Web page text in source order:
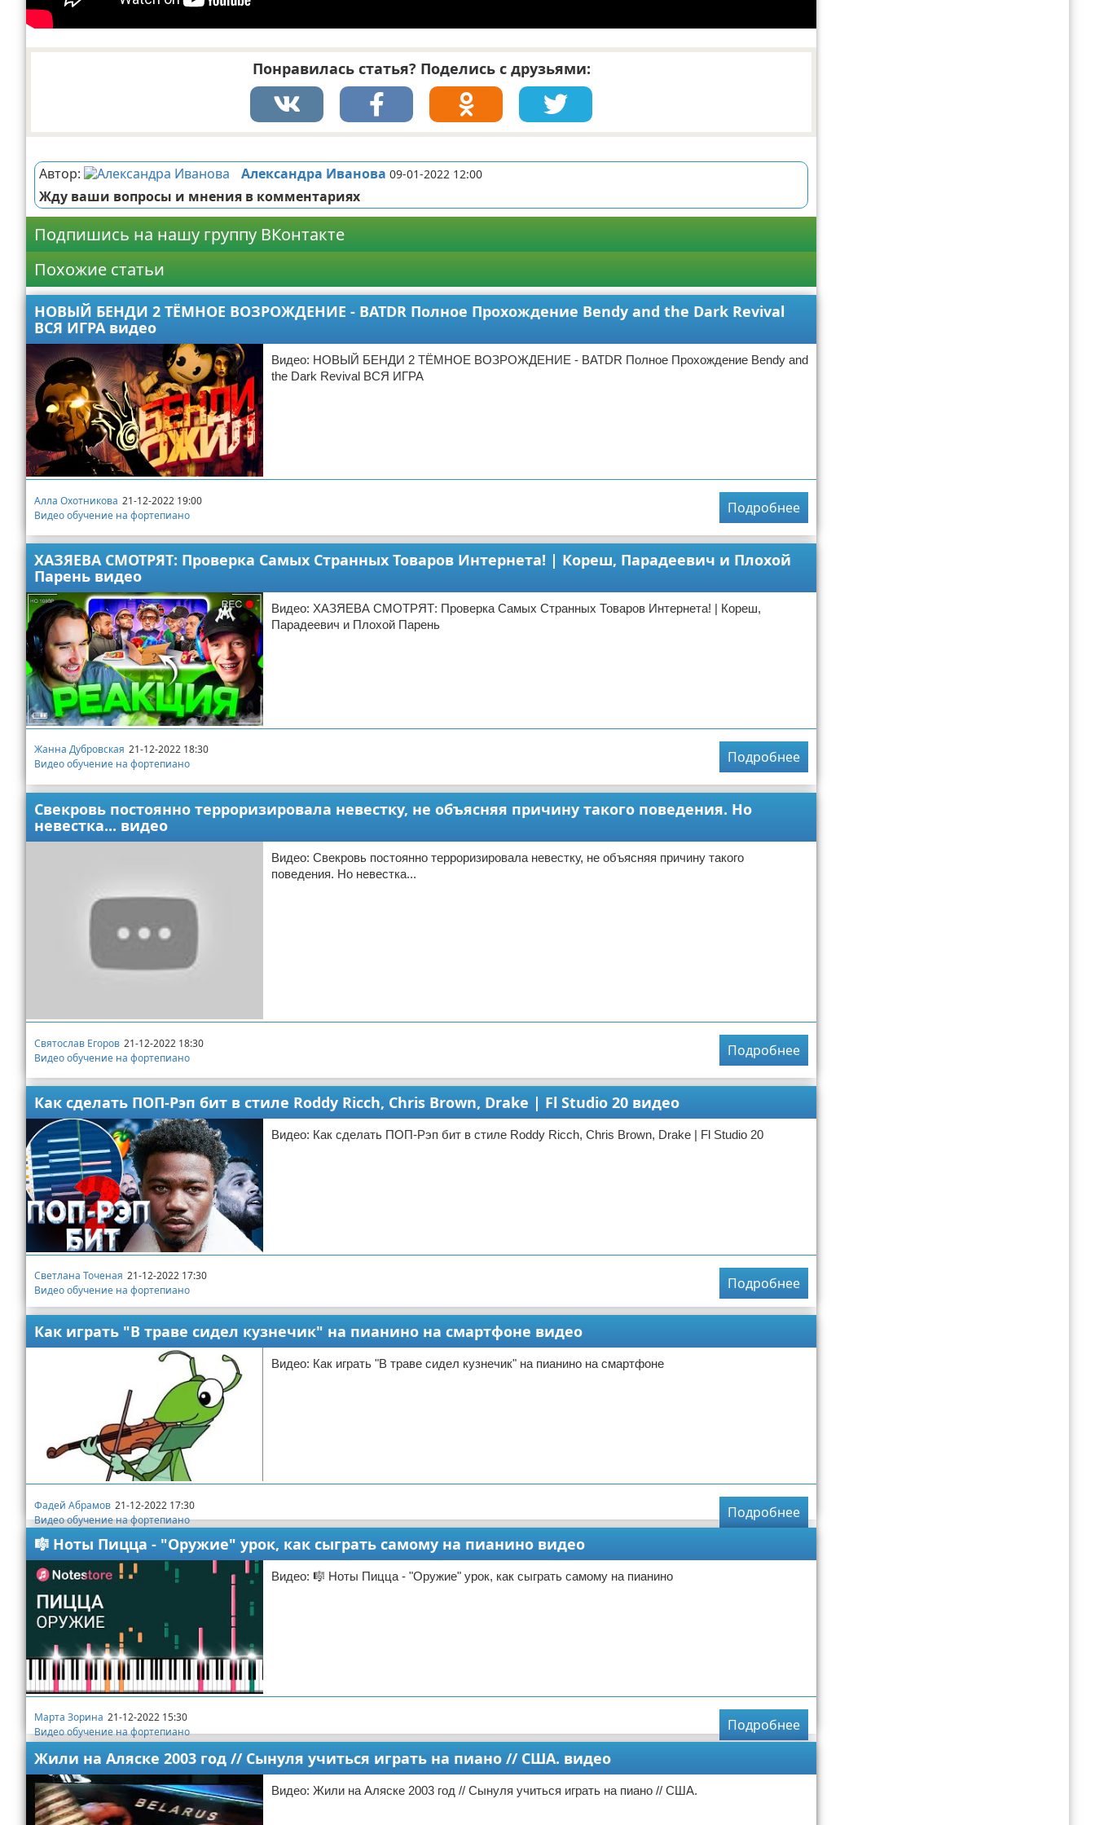
Понравилась статья? Поделись с друзьями:
Автор: Александра Иванова 09-01-2022 12:00
Жду ваши вопросы и мнения в комментариях
Подпишись на нашу группу ВКонтакте
Похожие статьи
НОВЫЙ БЕНДИ 2 ТЁМНОЕ ВОЗРОЖДЕНИЕ - BATDR Полное Прохождение Bendy and the Dark Revival
ВСЯ ИГРА видео
Видео: НОВЫЙ БЕНДИ 2 ТЁМНОЕ ВОЗРОЖДЕНИЕ - BATDR Полное Прохождение Bendy and
the Dark Revival ВСЯ ИГРА
Алла Охотникова 21-12-2022 19:00
Видео обучение на фортепиано
Подробнее
ХАЗЯЕВА СМОТРЯТ: Проверка Самых Странных Товаров Интернета! | Кореш, Парадеевич и Плохой
Парень видео
Видео: ХАЗЯЕВА СМОТРЯТ: Проверка Самых Странных Товаров Интернета! | Кореш,
Парадеевич и Плохой Парень
Жанна Дубровская 21-12-2022 18:30
Видео обучение на фортепиано
Подробнее
Свекровь постоянно терроризировала невестку, не объясняя причину такого поведения. Но
невестка... видео
Видео: Свекровь постоянно терроризировала невестку, не объясняя причину такого
поведения. Но невестка...
Святослав Егоров 21-12-2022 18:30
Видео обучение на фортепиано
Подробнее
Как сделать ПОП-Рэп бит в стиле Roddy Ricch, Chris Brown, Drake | Fl Studio 20 видео
Видео: Как сделать ПОП-Рэп бит в стиле Roddy Ricch, Chris Brown, Drake | Fl Studio 20
Светлана Точеная 21-12-2022 17:30
Видео обучение на фортепиано
Подробнее
Как играть "В траве сидел кузнечик" на пианино на смартфоне видео
Видео: Как играть "В траве сидел кузнечик" на пианино на смартфоне
Фадей Абрамов 21-12-2022 17:30
Видео обучение на фортепиано
Подробнее
🎼 Ноты Пицца - "Оружие" урок, как сыграть самому на пианино видео
Видео: 🎼 Ноты Пицца - "Оружие" урок, как сыграть самому на пианино
Марта Зорина 21-12-2022 15:30
Видео обучение на фортепиано
Подробнее
Жили на Аляске 2003 год // Сынуля учиться играть на пиано // США. видео
Видео: Жили на Аляске 2003 год // Сынуля учиться играть на пиано // США.